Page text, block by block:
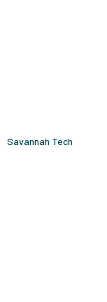
Savannah Tech